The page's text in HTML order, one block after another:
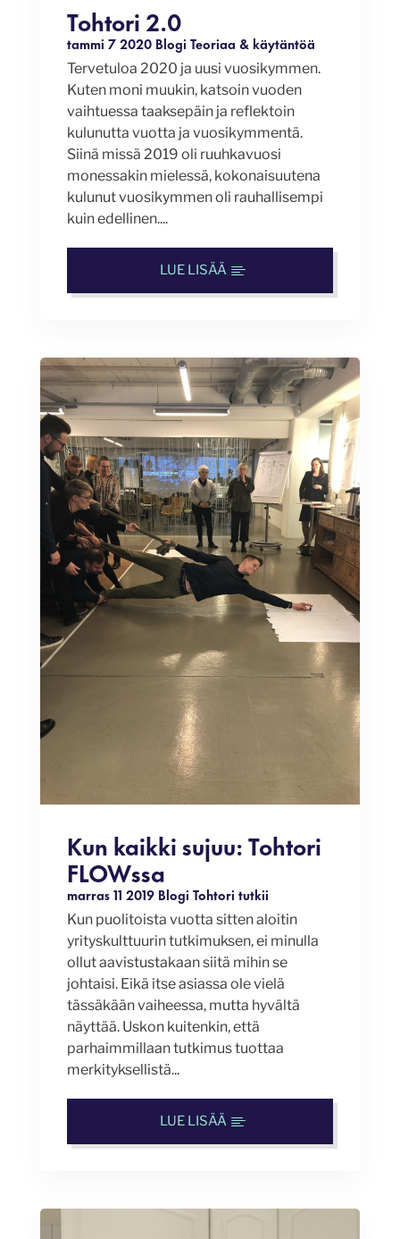
Tohtori 2.0
tammi 7 2020 Blogi Teoriaa & käytäntöä
Tervetuloa 2020 ja uusi vuosikymmen.
Kuten moni muukin, katsoin vuoden
vaihtuessa taaksepäin ja reflektoin
kulunutta vuotta ja vuosikymmentä.
Siinä missä 2019 oli ruuhkavuosi
monessakin mielessä, kokonaisuutena
kulunut vuosikymmen oli rauhallisempi
kuin edellinen....
LUE LISÄÄ
Kun kaikki sujuu: Tohtori
FLOWssa
marras 11 2019 Blogi Tohtori tutkii
Kun puolitoista vuotta sitten aloitin
yrityskulttuurin tutkimuksen, ei minulla
ollut aavistustakaan siitä mihin se
johtaisi. Eikä itse asiassa ole vielä
tässäkään vaiheessa, mutta hyvältä
näyttää. Uskon kuitenkin, että
parhaimmillaan tutkimus tuottaa
merkityksellistä...
LUE LISÄÄ